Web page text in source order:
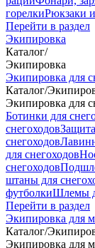
горелкиРюкзаки
Перейти в раздел
Экипировка
Каталог/
Экипировка
Экипировка для
Каталог/
Экипировка для
Ботинки для
снегоходов
снегоходов
для снегоходов
снегоходов
штаны для
футболкиШлемы
Перейти в раздел
Экипировка для
Каталог/
Экипировка для